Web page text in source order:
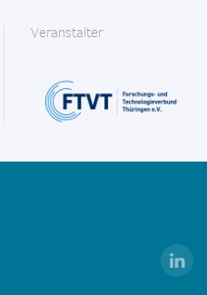
Veranstalter